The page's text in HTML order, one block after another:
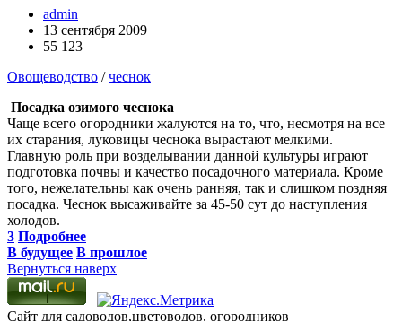
admin
13 сентября 2009
55 123
Овощеводство /чеснок
Посадка озимого чеснока
Чаще всего огородники жалуются на то, что, несмотря на все
их старания, луковицы чеснока вырастают мелкими.
Главную роль при возделывании данной культуры играют
подготовка почвы и качество посадочного материала. Кроме
того, нежелательны как очень ранняя, так и слишком поздняя
посадка. Чеснок высаживайте за 45-50 сут до наступления
холодов.
3 Подробнее
В будущее В прошлое
Вернуться наверх
Сайт для садоводов,цветоводов, огородников